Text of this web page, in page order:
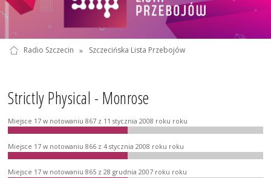
Radio Szczecin » Szczecińska Lista Przebojów
Strictly Physical - Monrose
Miejsce 17 w notowaniu 867 z 11 stycznia 2008 roku roku
Miejsce 17 w notowaniu 866 z 4 stycznia 2008 roku roku
Miejsce 17 w notowaniu 865 z 28 grudnia 2007 roku roku